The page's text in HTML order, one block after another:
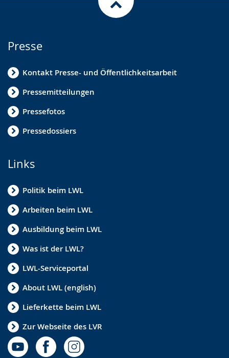
Presse
Kontakt Presse- und Öffentlichkeitsarbeit
Pressemitteilungen
Pressefotos
Pressedossiers
Links
Politik beim LWL
Arbeiten beim LWL
Ausbildung beim LWL
Was ist der LWL?
LWL-Serviceportal
About LWL (english)
Lieferkette beim LWL
Zur Webseite des LVR